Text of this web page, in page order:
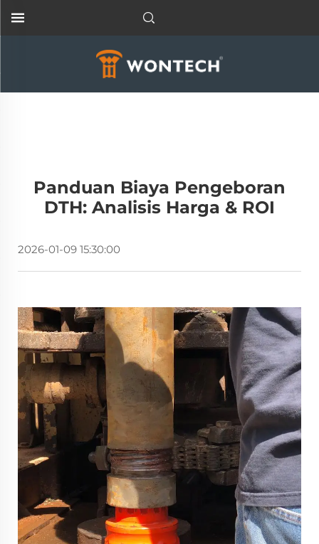
Panduan Biaya Pengeboran
DTH: Analisis Harga & ROI
2026-01-09 15:30:00